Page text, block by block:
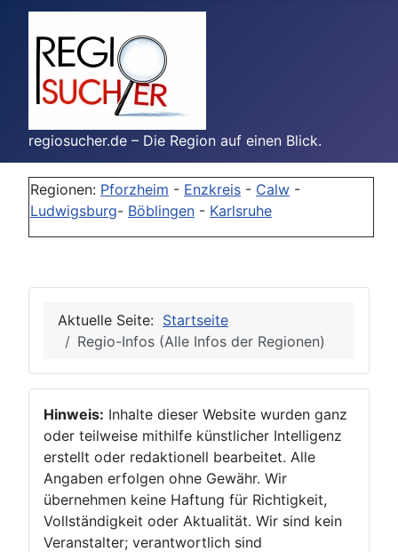
regiosucher.de – Die Region auf einen Blick.
Regionen: Pforzheim - Enzkreis - Calw -
Ludwigsburg- Böblingen - Karlsruhe
Aktuelle Seite: Startseite
Regio-Infos (Alle Infos der Regionen)
Hinweis: Inhalte dieser Website wurden ganz
oder teilweise mithilfe künstlicher Intelligenz
erstellt oder redaktionell bearbeitet. Alle
Angaben erfolgen ohne Gewähr. Wir
übernehmen keine Haftung für Richtigkeit,
Vollständigkeit oder Aktualität. Wir sind kein
Veranstalter; verantwortlich sind